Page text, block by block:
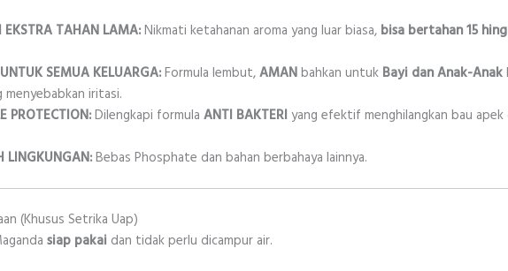
TAHAN LAMA:Nikmati ketahanan aroma yang luar biasa, bisa bertahan 15
SEMUA KELUARGA:Formula lembut,AMANbahkan untuk Bayi dan Anak-Anak
menyebabkan iritasi.
PROTECTION:Dilengkapi formulaANTI BAKTERI yang efektif menghilangkan bau
LINGKUNGAN:Bebas Phosphate dan bahan berbahaya lainnya.
(Khusus Setrika Uap)
siap pakai dan tidak perlu dicampur air.